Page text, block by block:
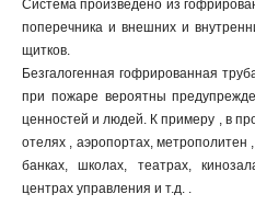
Система произведено из
поперечника и внешних и
щитков.
Безгалогенная гофрированная
при пожаре вероятны
ценностей и людей. К примеру , в
отелях , аэропортах, метрополитен
банках, школах, театрах,
центрах управления и т.д. .